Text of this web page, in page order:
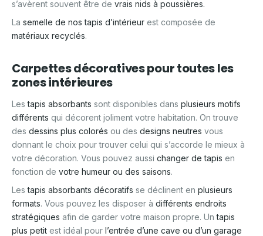
s’avèrent souvent être de vrais nids à poussières.
La semelle de nos tapis d’intérieur est composée de
matériaux recyclés.
Carpettes décoratives pour toutes les
zones intérieures
Les tapis absorbants sont disponibles dans plusieurs motifs
différents qui décorent joliment votre habitation. On trouve
des dessins plus colorés ou des designs neutres vous
donnant le choix pour trouver celui qui s’accorde le mieux à
votre décoration. Vous pouvez aussi changer de tapis en
fonction de votre humeur ou des saisons.
Lestapis absorbants décoratifs se déclinent en plusieurs
formats. Vous pouvez les disposer à différents endroits
stratégiques afin de garder votre maison propre. Un tapis
plus petit est idéal pour l’entrée d’une cave ou d’un garage